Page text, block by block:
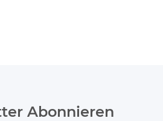
Abonnieren